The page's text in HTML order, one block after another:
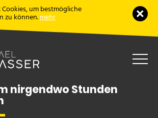
um bestmögliche
zu können.mehr
nirgendwo Stunden